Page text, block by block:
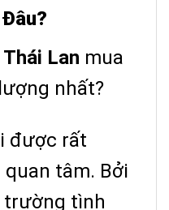
Lan mua
nhất?
được rất
tâm. Bởi
trường tình